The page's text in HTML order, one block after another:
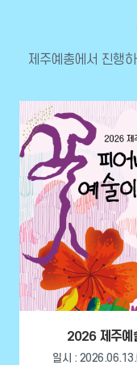
제주예총에서 진행
2026 제주예
일시 :